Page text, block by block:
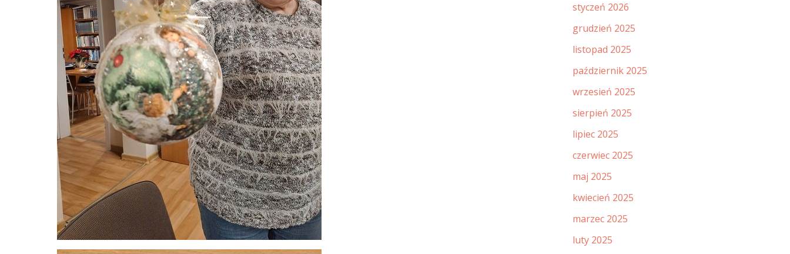
styczeń 2026
grudzień 2025
listopad 2025
październik 2025
wrzesień 2025
sierpień 2025
lipiec 2025
czerwiec 2025
maj 2025
kwiecień 2025
marzec 2025
luty 2025